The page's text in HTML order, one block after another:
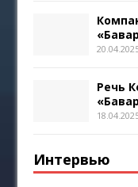
Речь
Интервью